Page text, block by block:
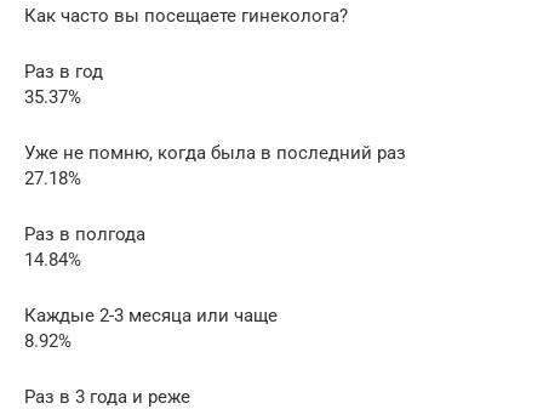
Как часто вы посещаете гинеколога?
Раз в год
35.37%
Уже не помню, когда была в последний раз
27.18%
Раз в полгода
14.84%
Каждые 2-3 месяца или чаще
8.92%
Раз в 3 года и реже